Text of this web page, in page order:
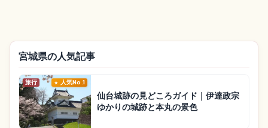
宮城県の人気記事
旅行 人気No.1
仙台城跡の見どころガイド｜伊達政宗
ゆかりの城跡と本丸の景色